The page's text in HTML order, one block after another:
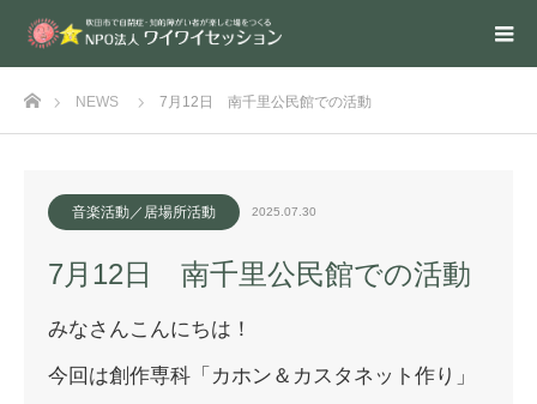
ホームNEWS 7月12日 南千里公民館での活動
音楽活動／居場所活動 2025.07.30
7月12日 南千里公民館での活動
みなさんこんにちは！
今回は創作専科「カホン＆カスタネット作り」